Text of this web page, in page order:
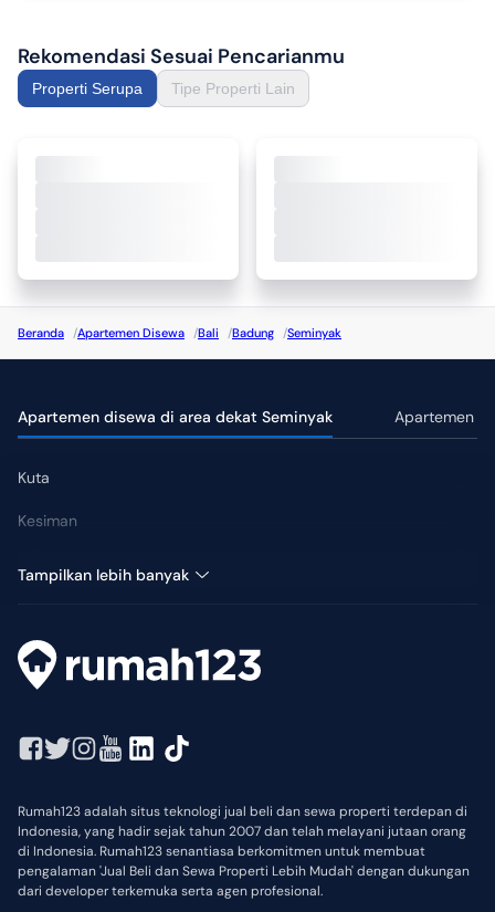
Rekomendasi Sesuai Pencarianmu
Properti Serupa Tipe Properti Lain
Beranda /Apartemen Disewa /Bali /Badung /Seminyak
Apartemen disewa di area dekat Seminyak Apartemen
Kuta
Kesiman
Tampilkan lebih banyak
Rumah123 adalah situs teknologi jual beli dan sewa properti terdepan di
Indonesia, yang hadir sejak tahun 2007 dan telah melayani jutaan orang
di Indonesia. Rumah123 senantiasa berkomitmen untuk membuat
pengalaman 'Jual Beli dan Sewa Properti Lebih Mudah' dengan dukungan
dari developer terkemuka serta agen profesional.